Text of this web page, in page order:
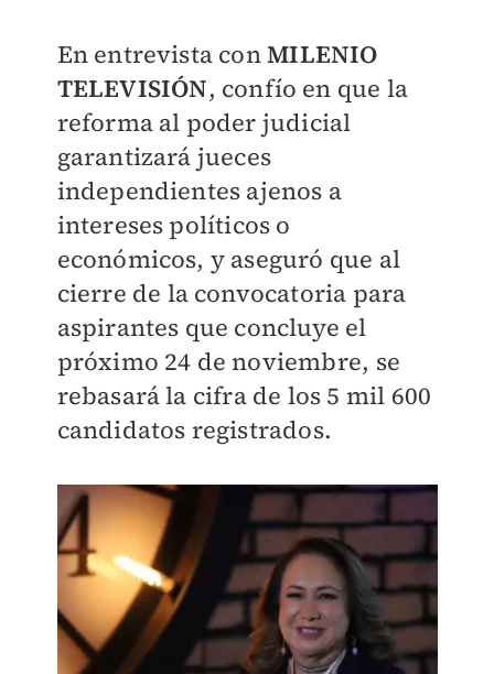
En entrevista conMILENIO
TELEVISIÓN, confío en que la
reforma al poder judicial
garantizará jueces
independientes ajenos a
intereses políticos o
económicos, y aseguró que al
cierre de la convocatoria para
aspirantes que concluye el
próximo 24 de noviembre, se
rebasará la cifra de los 5 mil 600
candidatos registrados.